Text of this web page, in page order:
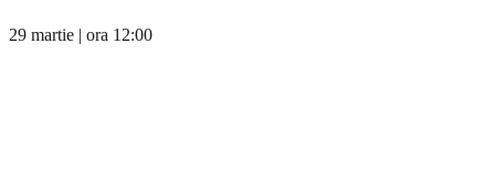
29 martie | ora 12:00